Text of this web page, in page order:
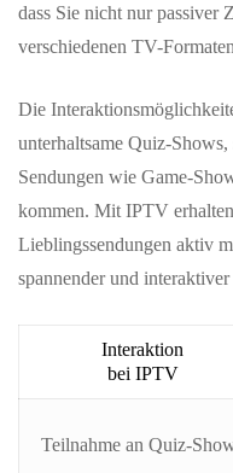
dass Sie nicht nur passiver
verschiedenen TV-
Die
unterhaltsame Quiz-
Sendungen wie Game-
kommen. Mit IPTV
Lieblingssendungen aktiv
spannender und interaktiver
Interaktion
bei IPTV
Teilnahme an Quiz-